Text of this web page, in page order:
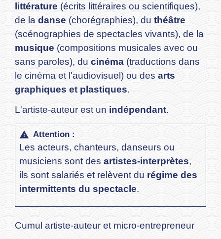
littérature (écrits littéraires ou scientifiques),
de la danse (chorégraphies), du théâtre
(scénographies de spectacles vivants), de la
musique (compositions musicales avec ou
sans paroles), du cinéma (traductions dans
le cinéma et l'audiovisuel) ou des arts
graphiques et plastiques.
L'artiste-auteur est un indépendant.
warning Attention :
Les acteurs, chanteurs, danseurs ou
musiciens sont des artistes-interprètes,
ils sont salariés et relèvent du régime des
intermittents du spectacle.
Cumul artiste-auteur et micro-entrepreneur